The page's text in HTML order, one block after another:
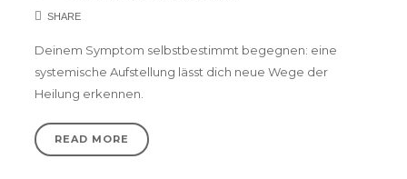
SHARE
Deinem Symptom selbstbestimmt begegnen: eine
systemische Aufstellung lässt dich neue Wege der
Heilung erkennen.
READ MORE